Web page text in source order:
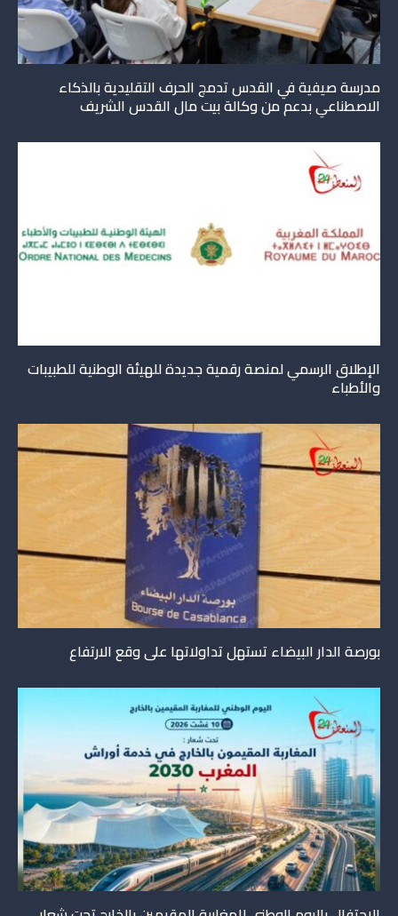
مدرسة صيفية في القدس تدمج الحرف التقليدية بالذكاء
الاصطناعي بدعم من وكالة بيت مال القدس الشريف
الإطلاق الرسمي لمنصة رقمية جديدة للهيئة الوطنية للطبيبات
والأطباء
بورصة الدار البيضاء تستهل تداولاتها على وقع الارتفاع